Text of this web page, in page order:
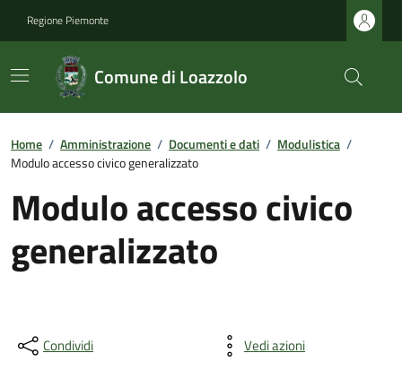
Regione Piemonte
Comune di Loazzolo
Home / Amministrazione / Documenti e dati / Modulistica /
Modulo accesso civico generalizzato
Modulo accesso civico
generalizzato
Condividi Vedi azioni